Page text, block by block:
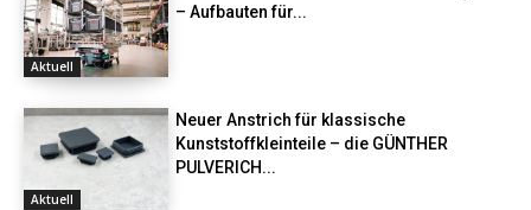
Aktuell
– Aufbauten für...
Aktuell
Neuer Anstrich für klassische
Kunststoffkleinteile – die GÜNTHER
PULVERICH...